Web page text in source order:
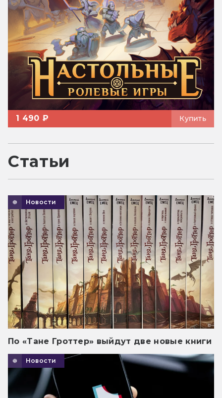
1 490 ₽ Купить
Статьи
Новости
По «Тане Гроттер» выйдут две новые книги
Новости